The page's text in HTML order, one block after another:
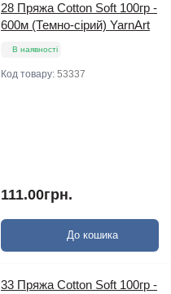
28 Пряжа Cotton Soft 100гр -
600м (Темно-сірий) YarnArt
В наявності
Код товару: 53337
111.00грн.
До кошика
33 Пряжа Cotton Soft 100гр -